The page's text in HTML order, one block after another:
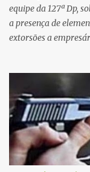
equipe da 127ª Dp,
a presença de
extorsões a
fugir da cidade
baleado na perna na
pistolas e uma
baleado foi
político.